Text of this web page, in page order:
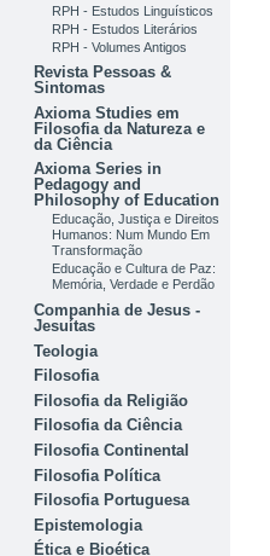
RPH - Estudos Linguísticos
RPH - Estudos Literários
RPH - Volumes Antigos
Revista Pessoas &
Sintomas
Axioma Studies em
Filosofia da Natureza e
da Ciência
Axioma Series in
Pedagogy and
Philosophy of Education
Educação, Justiça e Direitos
Humanos: Num Mundo Em
Transformação
Educação e Cultura de Paz:
Memória, Verdade e Perdão
Companhia de Jesus -
Jesuítas
Teologia
Filosofia
Filosofia da Religião
Filosofia da Ciência
Filosofia Continental
Filosofia Política
Filosofia Portuguesa
Epistemologia
Ética e Bioética